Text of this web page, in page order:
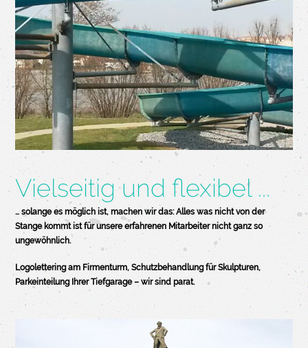
Vielseitig und flexibel ...
… solange es möglich ist, machen wir das: Alles was nicht von der
Stange kommt ist für unsere erfahrenen Mitarbeiter nicht ganz so
ungewöhnlich.
Logolettering am Firmenturm, Schutzbehandlung für Skulpturen,
Parkeinteilung Ihrer Tiefgarage – wir sind parat.